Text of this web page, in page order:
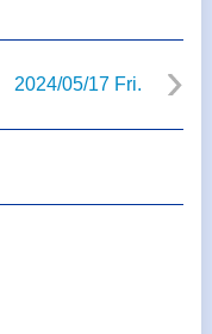
2024/05/17 Fri.